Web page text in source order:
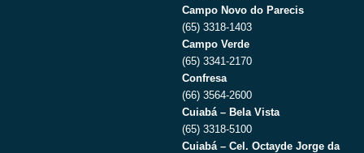
Campo Novo do Parecis
(65) 3318-1403
Campo Verde
(65) 3341-2170
Confresa
(66) 3564-2600
Cuiabá – Bela Vista
(65) 3318-5100
Cuiabá – Cel. Octayde Jorge da